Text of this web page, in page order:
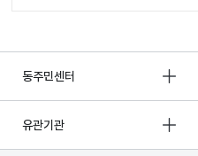
동주민센터
유관기관